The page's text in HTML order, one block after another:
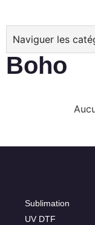
Naviguer les
Boho
Sublimation
UV DTF